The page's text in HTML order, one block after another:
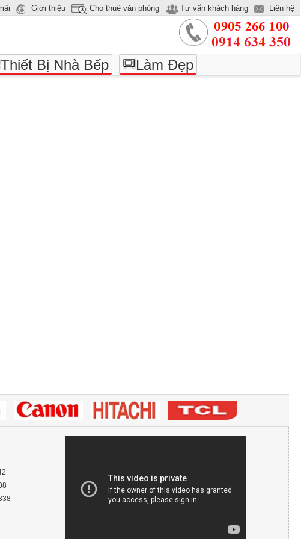
Liên hệ
Giới thiệu Cho thuê văn phòng Tư vấn khách hàng
Thiết Bị Nhà Bếp Làm Đẹp